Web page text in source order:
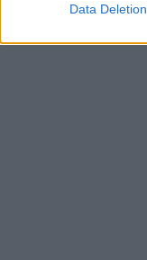
Data Deletion